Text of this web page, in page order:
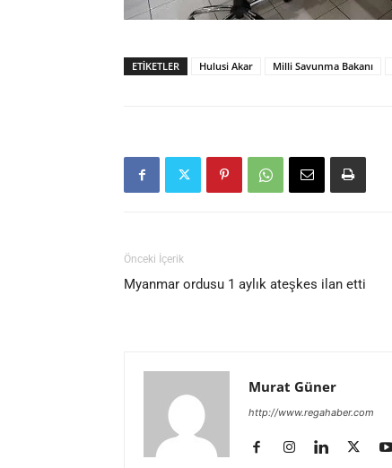
ETIKETLER Hulusi Akar Milli Savunma Bakanı
Önceki İçerik
Myanmar ordusu 1 aylık ateşkes ilan etti
Murat Güner
http://www.regahaber.com